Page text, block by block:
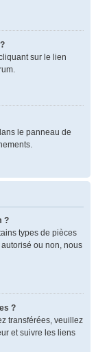
sur le lien
le panneau de
?
types de pièces
ou non, nous
?
transférées, veuillez
et suivre les liens